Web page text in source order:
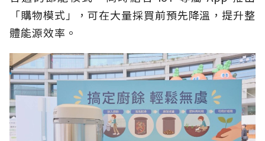
「購物模式」，可在大量採買前預先降溫，提升整
體能源效率。